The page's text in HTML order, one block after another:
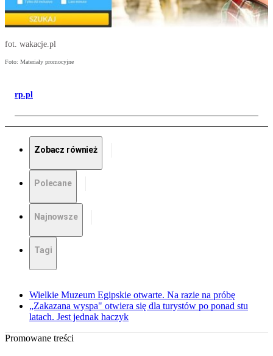
fot. wakacje.pl
Foto: Materiały promocyjne
rp.pl
Zobacz również
Polecane
Najnowsze
Tagi
Wielkie Muzeum Egipskie otwarte. Na razie na próbę
„Zakazana wyspa" otwiera się dla turystów po ponad stu
latach. Jest jednak haczyk
Promowane treści